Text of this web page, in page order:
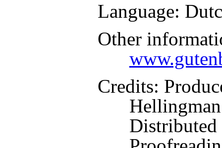
Language:
Other
Credits:
Distributed